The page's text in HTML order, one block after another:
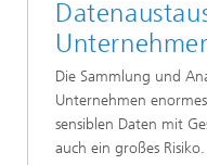
Die Sammlung und
Unternehmen
sensiblen Daten mit
auch ein großes Risiko.